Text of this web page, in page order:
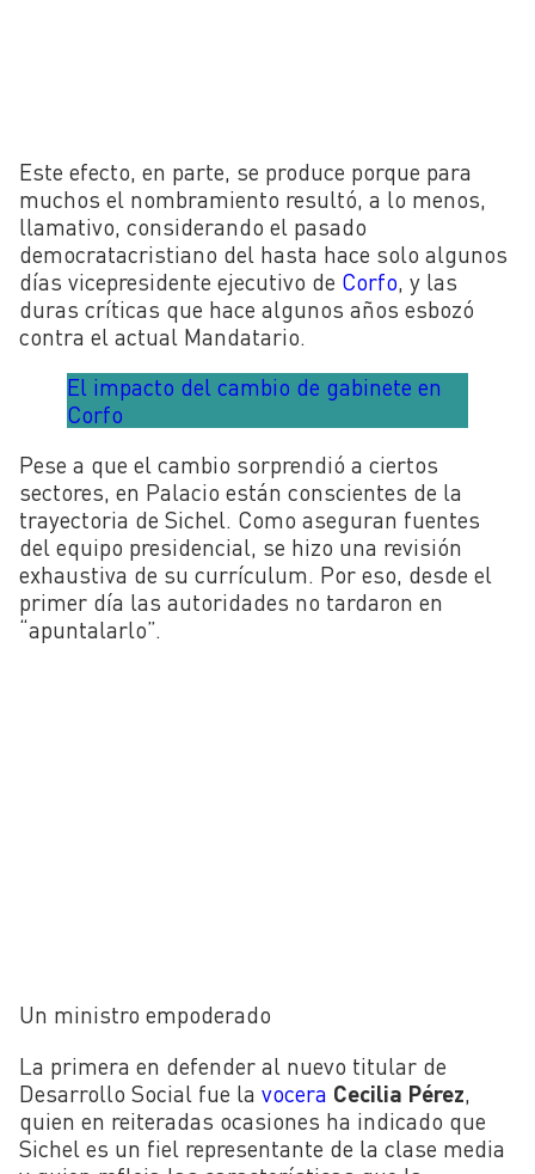
Este efecto, en parte, se produce porque para
muchos el nombramiento resultó, a lo menos,
llamativo, considerando el pasado
democratacristiano del hasta hace solo algunos
días vicepresidente ejecutivo de Corfo, y las
duras críticas que hace algunos años esbozó
contra el actual Mandatario.
El impacto del cambio de gabinete en
Corfo
Pese a que el cambio sorprendió a ciertos
sectores, en Palacio están conscientes de la
trayectoria de Sichel. Como aseguran fuentes
del equipo presidencial, se hizo una revisión
exhaustiva de su currículum. Por eso, desde el
primer día las autoridades no tardaron en
“apuntalarlo”.
Un ministro empoderado
La primera en defender al nuevo titular de
Desarrollo Social fue la vocera Cecilia Pérez,
quien en reiteradas ocasiones ha indicado que
Sichel es un fiel representante de la clase media